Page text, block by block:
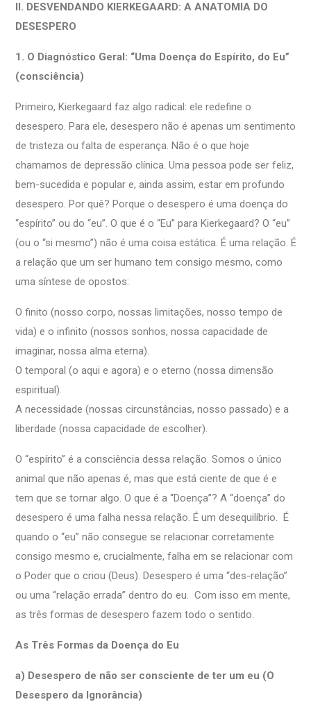
II. DESVENDANDO KIERKEGAARD: A ANATOMIA DO
DESESPERO
1. O Diagnóstico Geral: “Uma Doença do Espírito, do Eu”
(consciência)
Primeiro, Kierkegaard faz algo radical: ele redefine o
desespero. Para ele, desespero não é apenas um sentimento
de tristeza ou falta de esperança. Não é o que hoje
chamamos de depressão clínica. Uma pessoa pode ser feliz,
bem-sucedida e popular e, ainda assim, estar em profundo
desespero. Por quê? Porque o desespero é uma doença do
“espírito” ou do “eu”. O que é o “Eu” para Kierkegaard? O “eu”
(ou o “si mesmo”) não é uma coisa estática. É uma relação. É
a relação que um ser humano tem consigo mesmo, como
uma síntese de opostos:
O finito (nosso corpo, nossas limitações, nosso tempo de
vida) e o infinito (nossos sonhos, nossa capacidade de
imaginar, nossa alma eterna).
O temporal (o aqui e agora) e o eterno (nossa dimensão
espiritual).
A necessidade (nossas circunstâncias, nosso passado) e a
liberdade (nossa capacidade de escolher).
O “espírito” é a consciência dessa relação. Somos o único
animal que não apenas é, mas que está ciente de que é e
tem que se tornar algo. O que é a “Doença”? A “doença” do
desespero é uma falha nessa relação. É um desequilíbrio. É
quando o “eu” não consegue se relacionar corretamente
consigo mesmo e, crucialmente, falha em se relacionar com
o Poder que o criou (Deus). Desespero é uma “des-relação”
ou uma “relação errada” dentro do eu. Com isso em mente,
as três formas de desespero fazem todo o sentido.
As Três Formas da Doença do Eu
a) Desespero de não ser consciente de ter um eu (O
Desespero da Ignorância)